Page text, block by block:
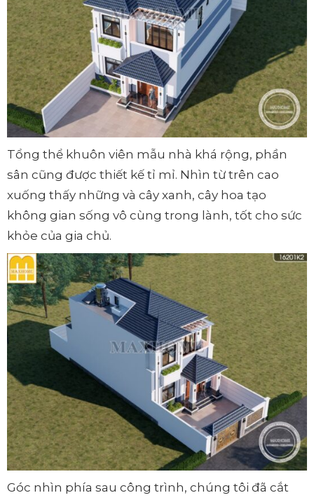
Tổng thể khuôn viên mẫu nhà khá rộng, phần
sân cũng được thiết kế tỉ mỉ. Nhìn từ trên cao
xuống thấy những và cây xanh, cây hoa tạo
không gian sống vô cùng trong lành, tốt cho sức
khỏe của gia chủ.
Góc nhìn phía sau công trình, chúng tôi đã cắt